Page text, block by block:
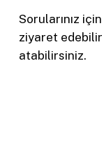
Sorularınız için
ziyaret edebilir
atabilirsiniz.